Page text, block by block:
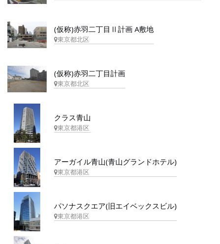
(仮称)赤羽二丁目Ⅱ計画 A敷地
東京都北区
(仮称)赤羽二丁目計画
東京都北区
クラス青山
東京都港区
アーガイル青山(青山グランドホテル)
東京都港区
パソナスクエア(旧エイベックスビル)
東京都港区